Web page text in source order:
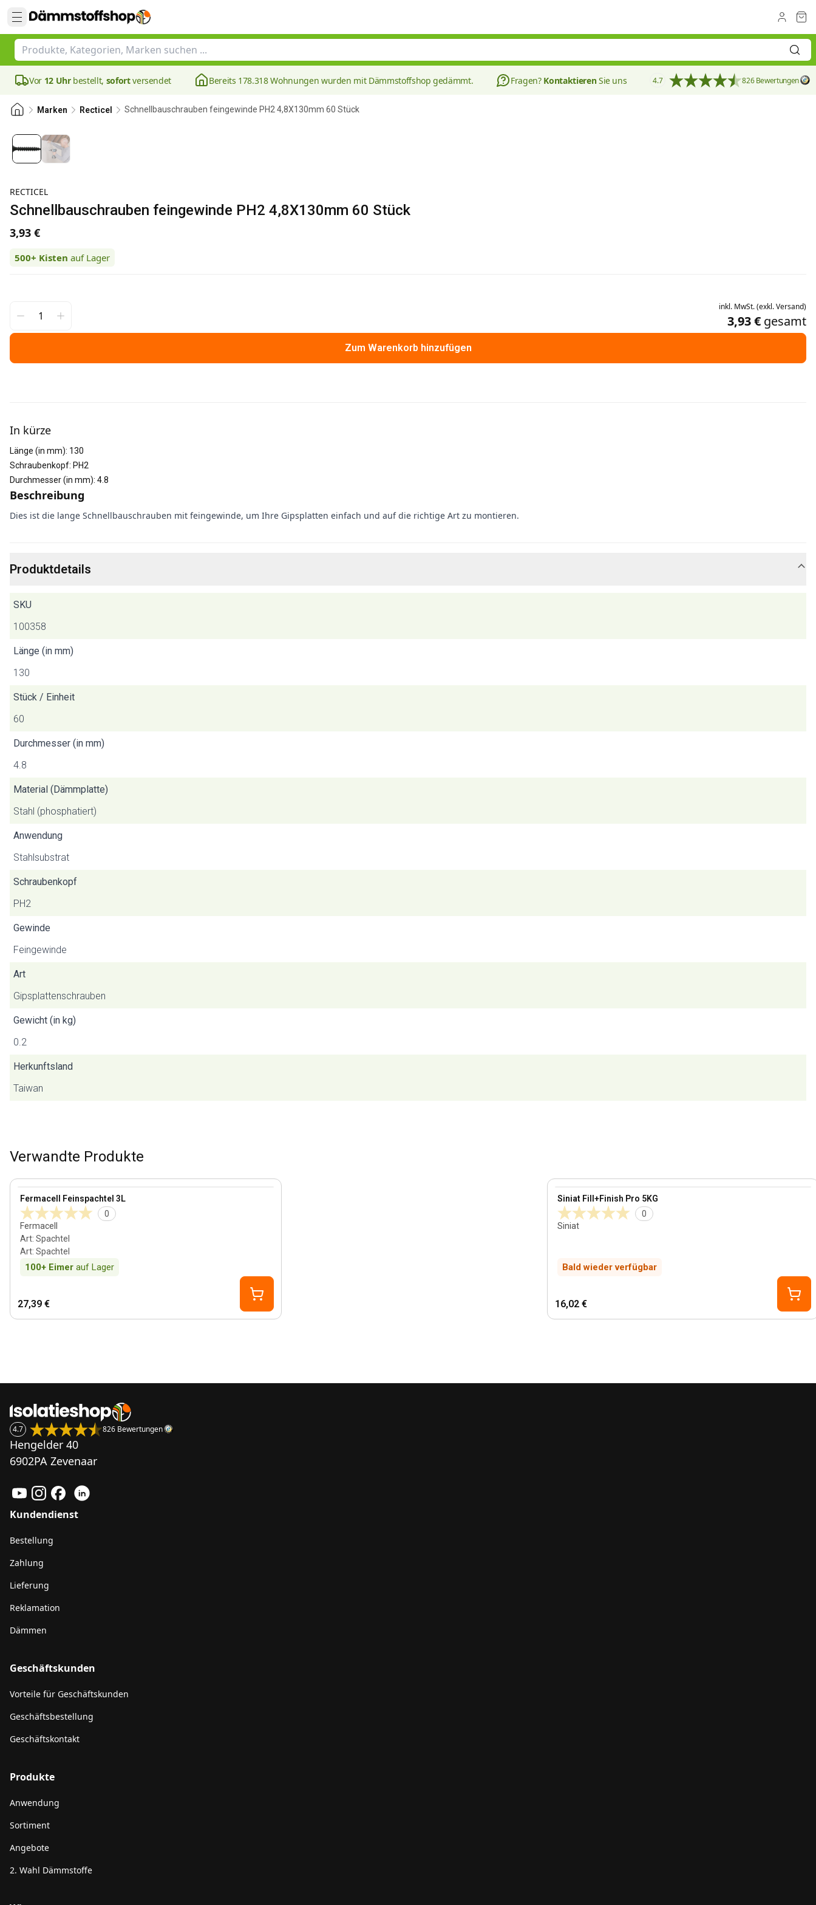
Vor 12 Uhrbestellt, sofortversendet Bereits 178.318 Wohnungen wurden mit Dämmstoffshop gedämmt. Fragen? KontaktierenSie uns 4.7 826 Bewertungen
Marken Recticel Schnellbauschrauben feingewinde PH2 4,8X130mm 60 Stück
RECTICEL
Schnellbauschrauben feingewinde PH2 4,8X130mm 60 Stück
3,93 €
500+ Kisten auf Lager
inkl. MwSt.(exkl.Versand)
3,93 € gesamt
Zum Warenkorb hinzufügen
In kürze
Länge (in mm): 130
Schraubenkopf: PH2
Durchmesser (in mm): 4.8
Beschreibung
Dies ist die lange Schnellbauschrauben mit feingewinde, um Ihre Gipsplatten einfach und auf die richtige Art zu montieren.
Produktdetails
SKU
100358
Länge (in mm)
130
Stück / Einheit
60
Durchmesser (in mm)
4.8
Material (Dämmplatte)
Stahl (phosphatiert)
Anwendung
Stahlsubstrat
Schraubenkopf
PH2
Gewinde
Feingewinde
Art
Gipsplattenschrauben
Gewicht (in kg)
0.2
Herkunftsland
Taiwan
Verwandte Produkte
Fermacell Feinspachtel 3L
0
Fermacell
Art: Spachtel
Art: Spachtel
100+ Eimer auf Lager
View product
27,39 €
Siniat Fill+Finish Pro 5KG
0
Siniat
Bald wieder verfügbar
View product
16,02 €
4.7 826 Bewertungen
Hengelder 40
6902PA Zevenaar
Kundendienst
Bestellung
Zahlung
Lieferung
Reklamation
Dämmen
Geschäftskunden
Vorteile für Geschäftskunden
Geschäftsbestellung
Geschäftskontakt
Produkte
Anwendung
Sortiment
Angebote
2. Wahl Dämmstoffe